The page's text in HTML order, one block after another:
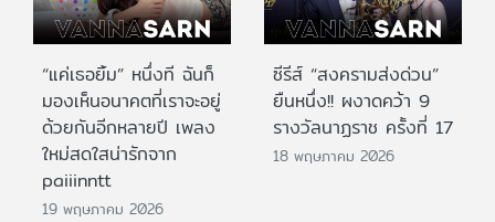
“แค่เธอยิ้ม” หนึ่งที ฉันก็
มองเห็นอนาคตที่เราจะอยู่
ด้วยกันอีกหลายปี เพลง
ใหม่สดใสน่ารักจาก
paiiinntt
19 พฤษภาคม 2026
ซีรีส์ “สงครามส่งด่วน”
ยืนหนึ่ง!! ผงาดคว้า 9
รางวัลนาฏราช ครั้งที่ 17
18 พฤษภาคม 2026